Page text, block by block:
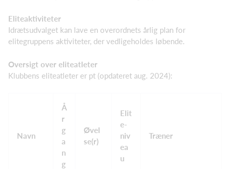
Eliteaktiviteter
Idrætsudvalget kan lave en overordnets årlig plan for
elitegruppens aktiviteter, der vedligeholdes løbende.
Oversigt over eliteatleter
Klubbens eliteatleter er pt (opdateret aug. 2024):
Navn
Å
r
g
a
n
g
Øvel
se(r)
Elit
e-
niv
ea
u
Træner